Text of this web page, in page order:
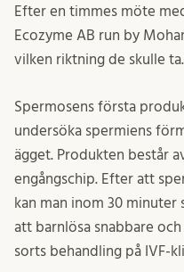
Efter en timmes möte
Ecozyme AB run by
vilken riktning de skulle ta.
Spermosens första
undersöka spermiens
ägget. Produkten består
engångschip. Efter att
kan man inom 30
att barnlösa snabbare
sorts behandling på IVF-